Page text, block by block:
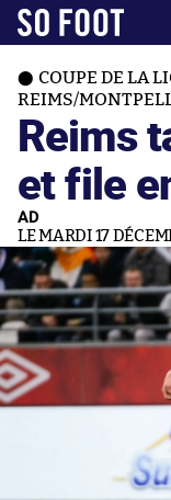
COUPE DE LA
REIMS/
Reims
et file
AD
LE MARDI 17